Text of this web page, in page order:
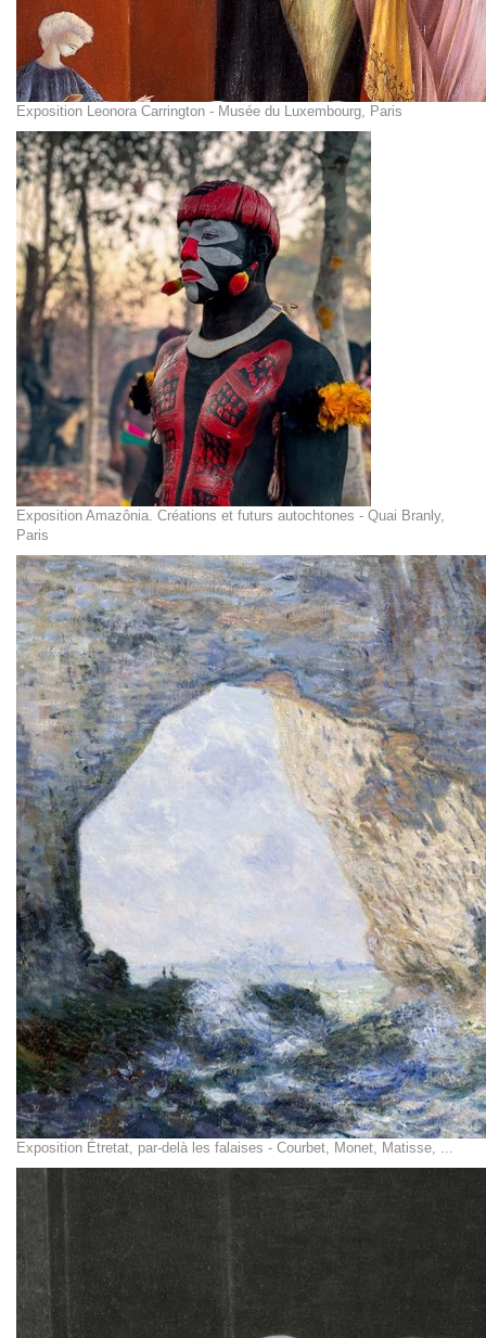
Exposition Leonora Carrington - Musée du Luxembourg, Paris
Exposition Amazônia. Créations et futurs autochtones - Quai Branly,
Paris
Exposition Étretat, par-delà les falaises - Courbet, Monet, Matisse, ...